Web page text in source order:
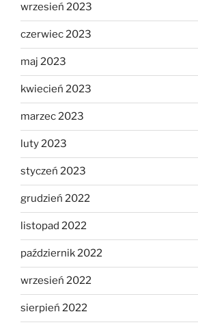
wrzesień 2023
czerwiec 2023
maj 2023
kwiecień 2023
marzec 2023
luty 2023
styczeń 2023
grudzień 2022
listopad 2022
październik 2022
wrzesień 2022
sierpień 2022